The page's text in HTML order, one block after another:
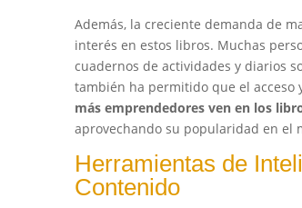
Además, la creciente demanda de
interés en estos libros. Muchas
cuadernos de actividades y diarios
también ha permitido que el acceso
más emprendedores ven en los
aprovechando su popularidad en el
Herramientas de
Contenido